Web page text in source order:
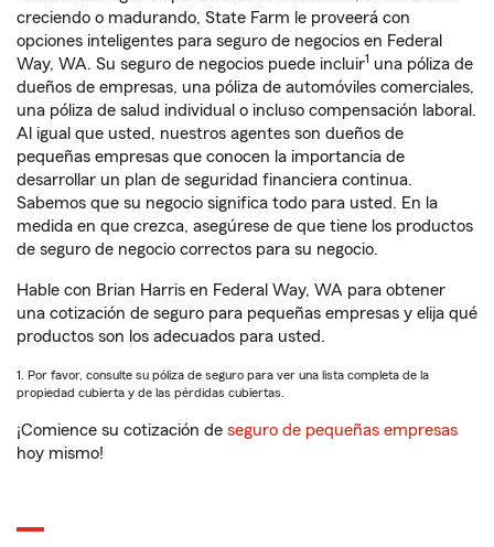
creciendo o madurando, State Farm le proveerá con
opciones inteligentes para seguro de negocios en Federal
Way, WA. Su seguro de negocios puede incluir1 una póliza de
dueños de empresas, una póliza de automóviles comerciales,
una póliza de salud individual o incluso compensación laboral.
Al igual que usted, nuestros agentes son dueños de
pequeñas empresas que conocen la importancia de
desarrollar un plan de seguridad financiera continua.
Sabemos que su negocio significa todo para usted. En la
medida en que crezca, asegúrese de que tiene los productos
de seguro de negocio correctos para su negocio.
Hable con Brian Harris en Federal Way, WA para obtener
una cotización de seguro para pequeñas empresas y elija qué
productos son los adecuados para usted.
1. Por favor, consulte su póliza de seguro para ver una lista completa de la
propiedad cubierta y de las pérdidas cubiertas.
¡Comience su cotización de seguro de pequeñas empresas
hoy mismo!